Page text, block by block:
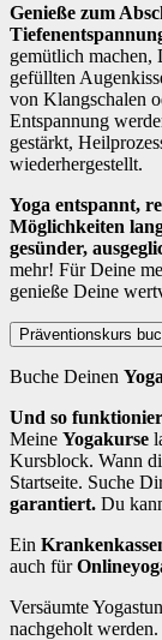
Genieße zum
gemütlich
gefüllten
von Klangschalen
Entspannung
gestärkt,
wiederhergestellt.
Yoga entspannt,
Möglichkeiten
gesünder,
mehr! Für Deine
genieße Deine
Präventionskurs
Buche Deinen
Und so
Meine Yogakurse
Kursblock. Wann
Startseite. Suche
garantiert. Du
Ein
auch für
Versäumte
nachgeholt werden.